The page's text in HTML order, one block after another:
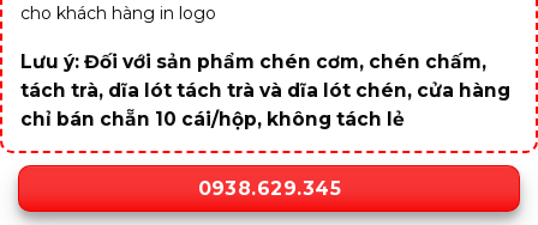
cho khách hàng in logo
Lưu ý: Đối với sản phẩm chén cơm, chén chấm,
tách trà, dĩa lót tách trà và dĩa lót chén, cửa hàng
chỉ bán chẵn 10 cái/hộp, không tách lẻ
0938.629.345